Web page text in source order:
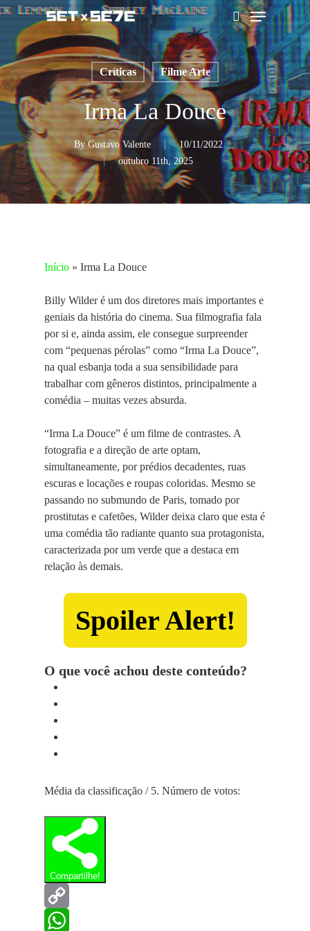
Skip
main
content
pesquisar
Menu
Críticas Filme Arte
Irma La Douce
By Gustavo Valente
10/11/2022
outubro 11th, 2025
Início » Irma La Douce
Billy Wilder é um dos diretores mais importantes e
geniais da história do cinema. Sua filmografia fala
por si e, ainda assim, ele consegue surpreender
com “pequenas pérolas” como “Irma La Douce”,
na qual esbanja toda a sua sensibilidade para
trabalhar com gêneros distintos, principalmente a
comédia – muitas vezes absurda.
“Irma La Douce” é um filme de contrastes. A
fotografia e a direção de arte optam,
simultaneamente, por prédios decadentes, ruas
escuras e locações e roupas coloridas. Mesmo se
passando no submundo de Paris, tomado por
prostitutas e cafetões, Wilder deixa claro que esta é
uma comédia tão radiante quanto sua protagonista,
caracterizada por um verde que a destaca em
relação às demais.
Spoiler Alert!
O que você achou deste conteúdo?
Média da classificação / 5. Número de votos:
Compartilhe!
Copy